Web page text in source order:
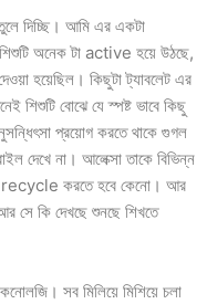
দিচ্ছি। আমি এর একটা
অনেক টা active হয়ে উঠছে,
হয়েছিল। কিছুটা ট্যাবলেট এর
শিশুটি বোঝে যে স্পষ্ট ভাবে কিছু
প্রয়োগ করতে থাকে গুগল
দেখে না। আলেক্সা তাকে বিভিন্ন
recycle করতে হবে কেনো। আর
আর সে কি দেখছে শুনছে শিখতে
সব মিলিয়ে মিশিয়ে চলা